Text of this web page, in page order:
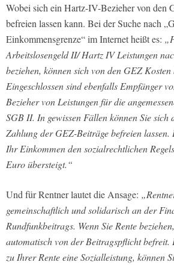
Wobei sich ein Hartz-IV-Bezieher von den
befreien lassen kann. Bei der Suche nach
Einkommensgrenze“ im Internet heißt es:
Arbeitslosengeld II/ Hartz IV Leistungen
beziehen, können sich von den GEZ Kosten
Eingeschlossen sind ebenfalls Empfänger
Bezieher von Leistungen für die
SGB II. In gewissen Fällen können Sie sich
Zahlung der GEZ-Beiträge befreien
Ihr Einkommen den sozialrechtlichen
Euro übersteigt.“
Und für Rentner lautet die Ansage:
gemeinschaftlich und solidarisch an der
Rundfunkbeitrags. Wenn Sie Rente
automatisch von der Beitragspflicht befreit.
zu Ihrer Rente eine Sozialleistung, können